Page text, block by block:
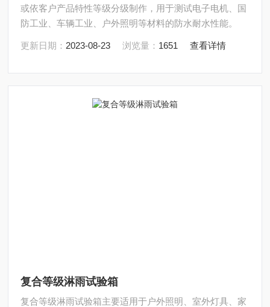
或依客户产品特性等级分级制作，用于测试电子电机、国
防工业、车辆工业、户外照明等材料的防水耐水性能。
更新日期： 2023-08-23 浏览量： 1651 查看详情
复合等级淋雨试验箱
复合等级淋雨试验箱主要适用于户外照明、室外灯具、家